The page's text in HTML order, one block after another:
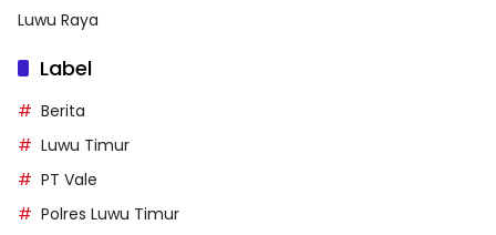
Luwu Raya
Label
Berita
Luwu Timur
PT Vale
Polres Luwu Timur